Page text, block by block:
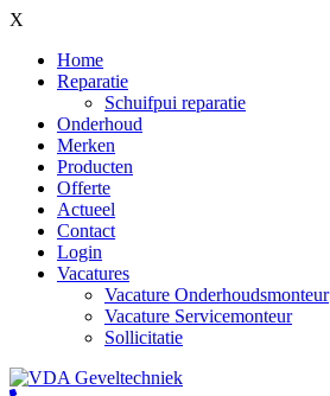
X
Home
Reparatie
Schuifpui reparatie
Onderhoud
Merken
Producten
Offerte
Actueel
Contact
Login
Vacatures
Vacature Onderhoudsmonteur
Vacature Servicemonteur
Sollicitatie